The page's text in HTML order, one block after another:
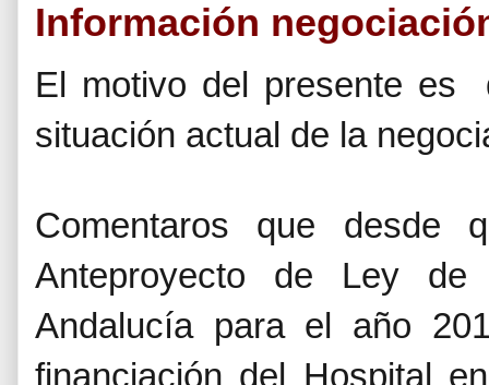
Información
El motivo del presente es
situación actual de la
Comentaros que desde
Anteproyecto de Ley
Andalucía para el año
financiación del Hospital